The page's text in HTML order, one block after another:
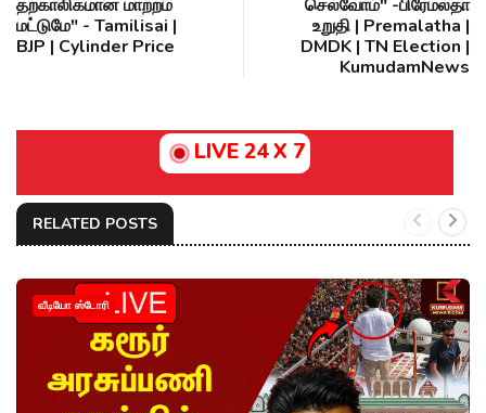
தற்காலிகமான மாற்றம்
மட்டுமே" - Tamilisai |
BJP | Cylinder Price
செல்வோம்" -பிரேமலதா
உறுதி | Premalatha |
DMDK | TN Election |
KumudamNews
LIVE 24 X 7
RELATED POSTS
வீடியோ ஸ்டோரி